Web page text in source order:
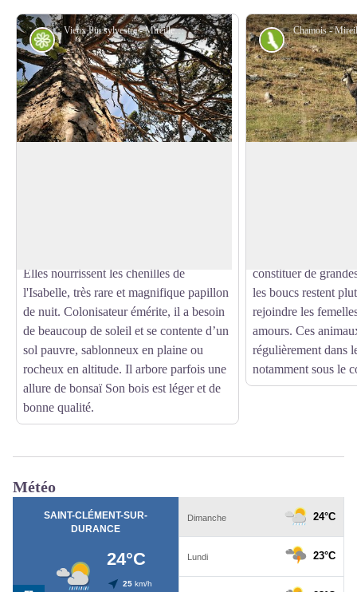
Vieux Pin sylvestre - Mireille Coulon - Parc national des Ecrins
Flore
Elles nourrissent les chenilles de
l'Isabelle, très rare et magnifique papillon
de nuit. Colonisateur émérite, il a besoin
de beaucoup de soleil et se contente d’un
sol pauvre, sablonneux en plaine ou
rocheux en altitude. Il arbore parfois une
allure de bonsaï Son bois est léger et de
bonne qualité.
Faune
constituer de
les boucs restent
rejoindre les
amours. Ces
régulièrement dans
notamment sous le
Météo